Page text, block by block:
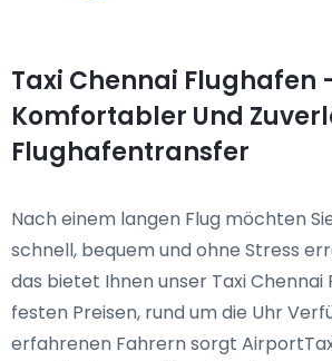
Taxi Chennai Flughafen
Komfortabler Und
Flughafentransfer
Nach einem langen Flug möchten
schnell, bequem und ohne Stress
das bietet Ihnen unser Taxi Chennai
festen Preisen, rund um die Uhr
erfahrenen Fahrern sorgt